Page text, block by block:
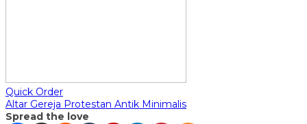
Quick Order
Altar Gereja Protestan Antik Minimalis
Spread the love